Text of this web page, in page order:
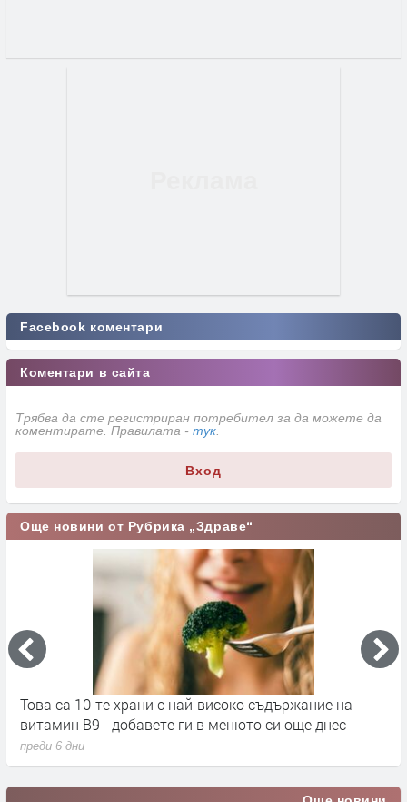
Facebook коментари
Коментари в сайта
Трябва да сте регистриран потребител за да можете да
коментирате. Правилата - тук
Вход
Още новини от Рубрика „Здраве“
Това са 10-те храни с най-високо съдържание на
витамин B9 - добавете ги в менюто си още днес
преди 6 дни